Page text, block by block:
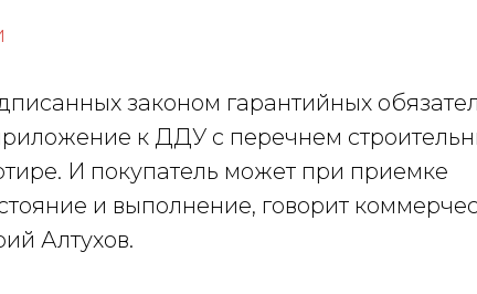
законом гарантийных
к ДДУ с перечнем
И покупатель может при приемке
и выполнение, говорит
Алтухов.